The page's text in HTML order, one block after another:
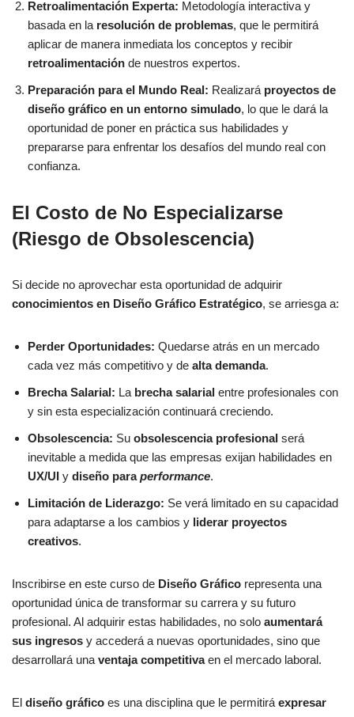
Retroalimentación Experta: Metodología interactiva y
basada en la resolución de problemas, que le permitirá
aplicar de manera inmediata los conceptos y recibir
retroalimentación de nuestros expertos.
Preparación para el Mundo Real: Realizará proyectos de
diseño gráfico en un entorno simulado, lo que le dará la
oportunidad de poner en práctica sus habilidades y
prepararse para enfrentar los desafíos del mundo real con
confianza.
El Costo de No Especializarse
(Riesgo de Obsolescencia)
Si decide no aprovechar esta oportunidad de adquirir
conocimientos en Diseño Gráfico Estratégico, se arriesga a:
Perder Oportunidades: Quedarse atrás en un mercado
cada vez más competitivo y de alta demanda.
Brecha Salarial: La brecha salarial entre profesionales con
y sin esta especialización continuará creciendo.
Obsolescencia: Su obsolescencia profesional será
inevitable a medida que las empresas exijan habilidades en
UX/UI y diseño paraperformance.
Limitación de Liderazgo: Se verá limitado en su capacidad
para adaptarse a los cambios y liderar proyectos
creativos.
Inscribirse en este curso de Diseño Gráfico representa una
oportunidad única de transformar su carrera y su futuro
profesional. Al adquirir estas habilidades, no solo aumentará
sus ingresos y accederá a nuevas oportunidades, sino que
desarrollará una ventaja competitivaen el mercado laboral.
El diseño gráfico es una disciplina que le permitirá expresar